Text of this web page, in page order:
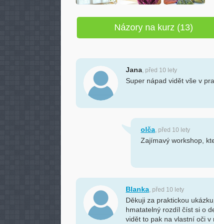
Názory na kurz (13)
Jana, před 10 lety
Super nápad vidět vše v
olča, před 10 lety
Zajímavý workshop,
Blanka, před 10 lety
Děkuji za praktickou
hmatatelný rozdíl číst si o
vidět to pak na vlastní oči v